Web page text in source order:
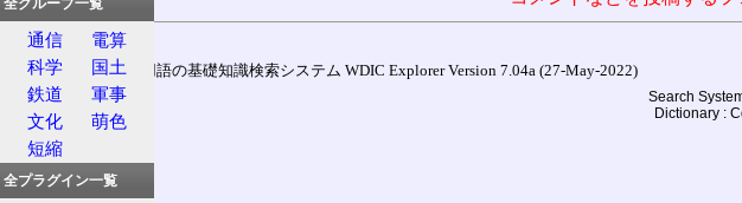
通信用語の基礎知識検索システム WDIC Explorer Version 7.04a (27-May-2022)
Search
Dictionary :
全グループ一覧
通信
電算
科学
国土
鉄道
軍事
文化
萌色
短縮
全プラグイン一覧